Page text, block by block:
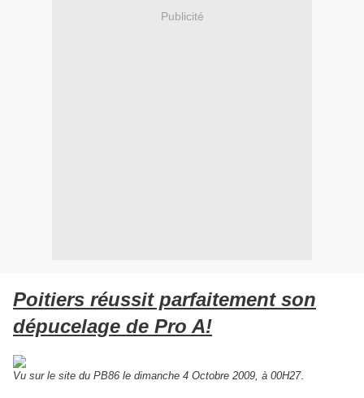
Publicité
Poitiers réussit parfaitement son
dépucelage de Pro A!
Vu sur le site du PB86 le dimanche 4 Octobre 2009, à 00H27.